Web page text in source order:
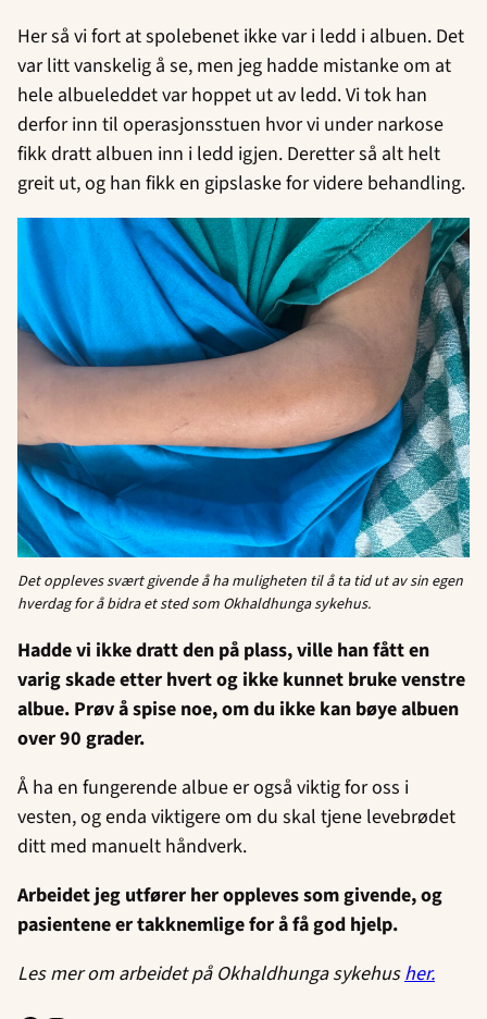
Her så vi fort at spolebenet ikke var i ledd i albuen. Det
var litt vanskelig å se, men jeg hadde mistanke om at
hele albueleddet var hoppet ut av ledd. Vi tok han
derfor inn til operasjonsstuen hvor vi under narkose
fikk dratt albuen inn i ledd igjen. Deretter så alt helt
greit ut, og han fikk en gipslaske for videre behandling.
Det oppleves svært givende å ha muligheten til å ta tid ut av sin egen
hverdag for å bidra et sted som Okhaldhunga sykehus.
Hadde vi ikke dratt den på plass, ville han fått en
varig skade etter hvert og ikke kunnet bruke venstre
albue. Prøv å spise noe, om du ikke kan bøye albuen
over 90 grader.
Å ha en fungerende albue er også viktig for oss i
vesten, og enda viktigere om du skal tjene levebrødet
ditt med manuelt håndverk.
Arbeidet jeg utfører her oppleves som givende, og
pasientene er takknemlige for å få god hjelp.
Les mer om arbeidet på Okhaldhunga sykehusher.